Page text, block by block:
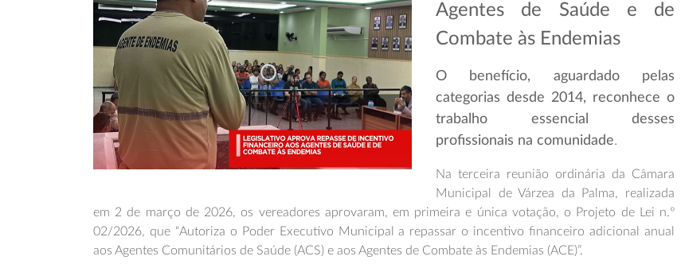
Agentes de Saúde e de
Combate às Endemias
O benefício, aguardado pelas
categorias desde 2014, reconhece o
trabalho essencial desses
profissionais na comunidade.
Na terceira reunião ordinária da Câmara
Municipal de Várzea da Palma, realizada
em 2 de março de 2026, os vereadores aprovaram, em primeira e única votação, o Projeto de Lei n.º
02/2026, que “Autoriza o Poder Executivo Municipal a repassar o incentivo financeiro adicional anual
aos Agentes Comunitários de Saúde (ACS) e aos Agentes de Combate às Endemias (ACE)”.